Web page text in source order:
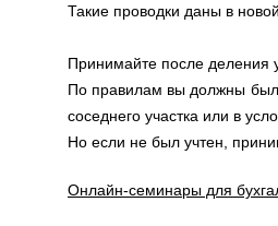
Такие проводки даны в
Принимайте после деления
По правилам вы должны
соседнего участка или в
Но если не был учтен,
Онлайн-семинары для